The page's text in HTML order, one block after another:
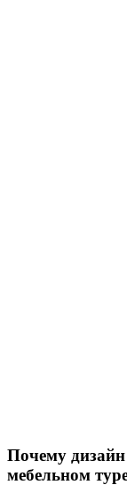
Почему дизайн
мебельном